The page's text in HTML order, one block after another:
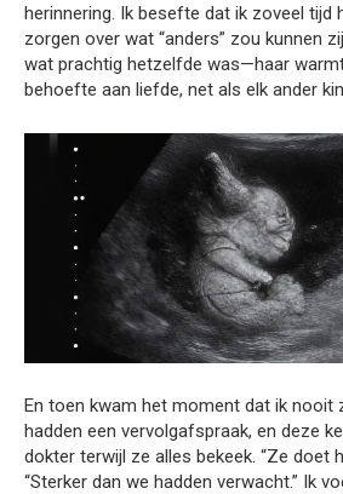
herinnering. Ik besefte dat ik zoveel tijd
zorgen over wat “anders” zou kunnen
wat prachtig hetzelfde was—haar
behoefte aan liefde, net als elk ander
En toen kwam het moment dat ik nooit
hadden een vervolgafspraak, en deze
dokter terwijl ze alles bekeek. “Ze doet
“Sterker dan we hadden verwacht.” Ik